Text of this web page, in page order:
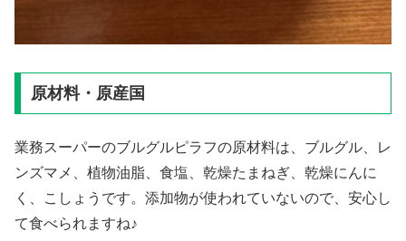
原材料・原産国
業務スーパーのブルグルピラフの原材料は、ブルグル、レ
ンズマメ、植物油脂、食塩、乾燥たまねぎ、乾燥にんに
く、こしょうです。添加物が使われていないので、安心し
て食べられますね♪